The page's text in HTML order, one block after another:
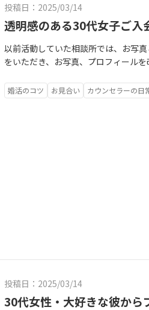
投稿日：2025/03/14
透明感のある30代女子ご入
以前活動していた相談所では、お写
をいただき、お写真、プロフィール
会員さんの優しい雰囲気が出る様に
ですが、会員さんご本人が納得して
婚活のコツ お見合い カウンセラーの日
投稿日：2025/03/14
30代女性・大好きな彼から